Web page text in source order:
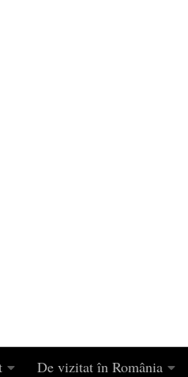
De vizitat în România